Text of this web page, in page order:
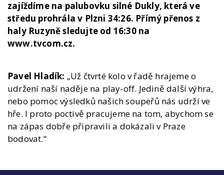
zajíždíme na palubovku silné Dukly, která ve
středu prohrála v Plzni 34:26. Přímý přenos z
haly Ruzyně sledujte od 16:30 na
www.tvcom.cz.
Pavel Hladík: „Už čtvrté kolo v řadě hrajeme o
udržení naší naděje na play-off. Jedině další výhra,
nebo pomoc výsledků našich soupeřů nás udrží ve
hře. I proto poctivě pracujeme na tom, abychom se
na zápas dobře připravili a dokázali v Praze
bodovat.“